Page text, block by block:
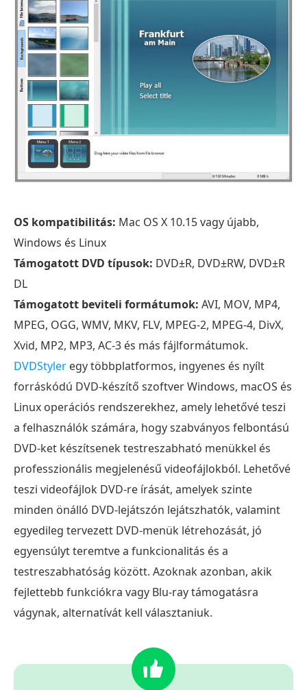
OS kompatibilitás: Mac OS X 10.15 vagy újabb,
Windows és Linux
Támogatott DVD típusok: DVD±R, DVD±RW, DVD±R
DL
Támogatott beviteli formátumok: AVI, MOV, MP4,
MPEG, OGG, WMV, MKV, FLV, MPEG-2, MPEG-4, DivX,
Xvid, MP2, MP3, AC-3 és más fájlformátumok.
DVDStyler egy többplatformos, ingyenes és nyílt
forráskódú DVD-készítő szoftver Windows, macOS és
Linux operációs rendszerekhez, amely lehetővé teszi
a felhasználók számára, hogy szabványos felbontású
DVD-ket készítsenek testreszabható menükkel és
professzionális megjelenésű videofájlokból. Lehetővé
teszi videofájlok DVD-re írását, amelyek szinte
minden önálló DVD-lejátszón lejátszhatók, valamint
egyedileg tervezett DVD-menük létrehozását, jó
egyensúlyt teremtve a funkcionalitás és a
testreszabhatóság között. Azoknak azonban, akik
fejlettebb funkciókra vagy Blu-ray támogatásra
vágynak, alternatívát kell választaniuk.